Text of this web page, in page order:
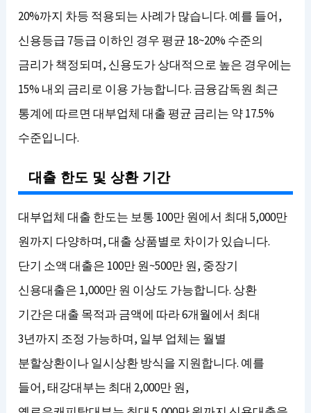
20%까지 차등 적용되는 사례가 많습니다. 예를 들어,
신용등급 7등급 이하인 경우 평균 18~20% 수준의
금리가 책정되며, 신용도가 상대적으로 높은 경우에는
15% 내외 금리로 이용 가능합니다. 금융감독원 최근
통계에 따르면 대부업체 대출 평균 금리는 약 17.5%
수준입니다.
대출 한도 및 상환 기간
대부업체 대출 한도는 보통 100만 원에서 최대 5,000만
원까지 다양하며, 대출 상품별로 차이가 있습니다.
단기 소액 대출은 100만 원~500만 원, 중장기
신용대출은 1,000만 원 이상도 가능합니다. 상환
기간은 대출 목적과 금액에 따라 6개월에서 최대
3년까지 조정 가능하며, 일부 업체는 월별
분할상환이나 일시상환 방식을 지원합니다. 예를
들어, 태강대부는 최대 2,000만 원,